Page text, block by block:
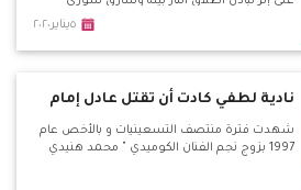
٥يناير٢٠٢٠
نادية لطفي كادت أن تقتل عادل إمام
شهدت فترة منتصف التسعينيات و بالأخص عام
1997 بزوج نجم الفنان الكوميدي " محمد هنيدي